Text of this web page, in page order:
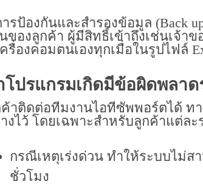
รป้องกันและสำรองข้อมูล (Back
ของลูกค้า ผู้มีสิทธิ์เข้าถึงเช่นเจ้าข
รื่องคอมตนเองทุกเมื่อในรูปไฟล์
โปรแกรมเกิดมีข้อผิดพลา
าติดต่อทีมงานไอทีซัพพอร์ตได้ ทา
งไว้ โดยเฉพาะสำหรับลูกค้าแต่ล
กรณีเหตุเร่งด่วน ทำให้ระบบไม่ส
ชั่วโมง